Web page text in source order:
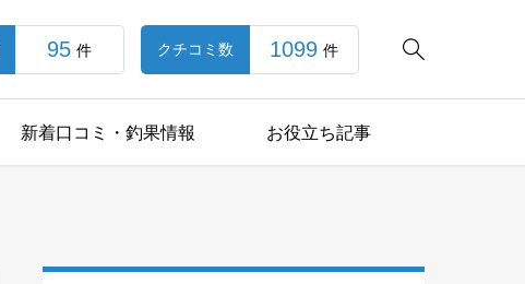

95 件 クチコミ数 1099 件
新着口コミ・釣果情報 お役立ち記事